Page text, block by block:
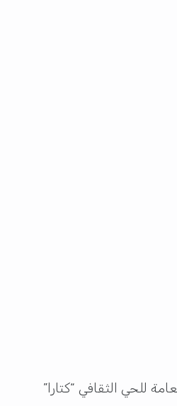
للحي الثقافي “كتارا”